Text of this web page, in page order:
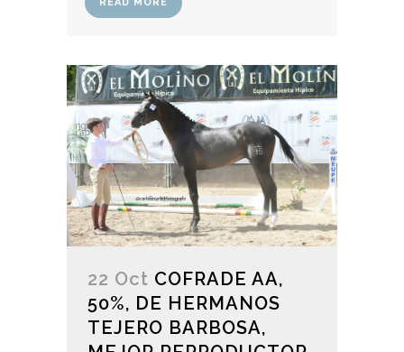
READ MORE
22 Oct COFRADE AA,
50%, DE HERMANOS
TEJERO BARBOSA,